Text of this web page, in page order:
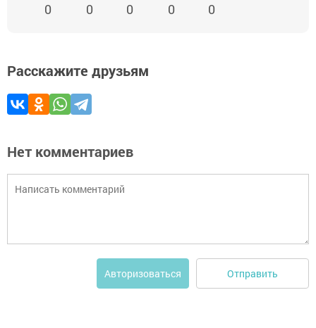
0 0 0 0 0
Расскажите друзьям
Нет комментариев
Авторизоваться Отправить